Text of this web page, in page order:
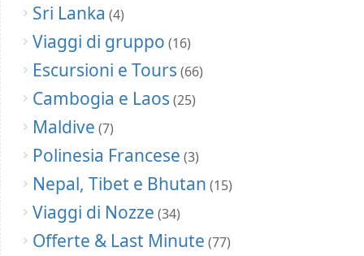
Sri Lanka (4)
Viaggi di gruppo (16)
Escursioni e Tours (66)
Cambogia e Laos (25)
Maldive (7)
Polinesia Francese (3)
Nepal, Tibet e Bhutan (15)
Viaggi di Nozze (34)
Offerte & Last Minute (77)